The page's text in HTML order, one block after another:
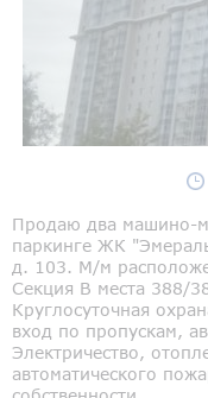
Продаю два машино-
паркинге ЖК
д. 103. М/м
Секция В места 388/
Круглосуточная
вход по пропускам,
Электричество,
автоматического